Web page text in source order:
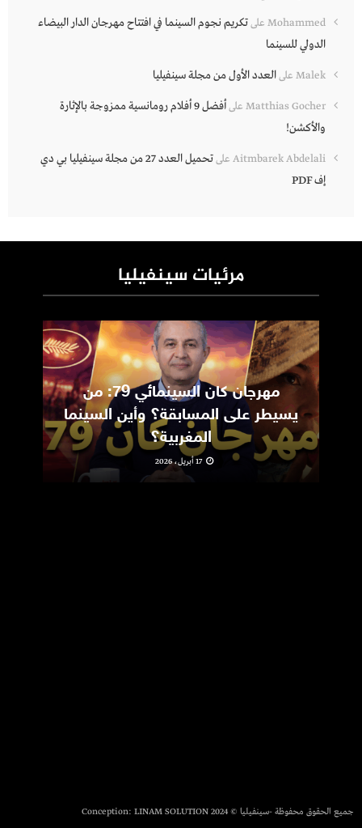
Mohammed علىتكريم نجوم السينما في افتتاح مهرجان الدار البيضاء
الدولي للسينما
Malek علىالعدد الأول من مجلة سينفيليا
Matthias Gocher على
أفضل 9 أفلام رومانسية ممزوجة بالإثارة
والأكشن!
Aitmbarek Abdelali على
تحميل العدد 27 من مجلة سينفيليا بي دي
إف PDF
مرئيات سينفيليا
مهرجان كان السينمائي 79: من
يسيطر على المسابقة؟ وأين السينما
المغربية؟
17 أبريل، 2026
جميع الحقوق محفوظة -سينفيليا © 2024 Conception: LINAM SOLUTION